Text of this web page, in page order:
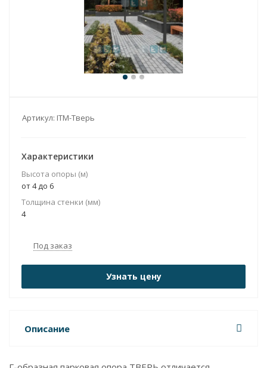
Артикул: ITM-Тверь
Характеристики
Высота опоры (м)
от 4 до 6
Толщина стенки (мм)
4
Под заказ
Узнать цену
Описание